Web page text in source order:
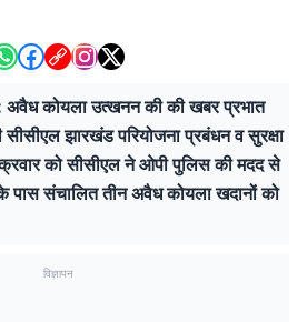
कोयला उत्खनन की की खबर प्रभात
झारखंड परियोजना प्रबंधन व सुरक्षा
को सीसीएल ने ओपी पुलिस की मदद से
पास संचालित तीन अवैध कोयला खदानों को
विज्ञापन